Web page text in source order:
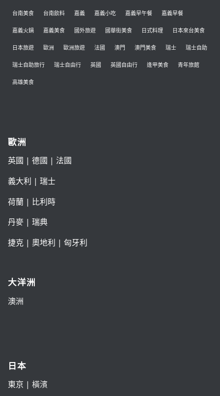
台南美食 台南飲料 嘉義 嘉義小吃 嘉義早午餐 嘉義早餐
嘉義火鍋 嘉義美食 國外旅遊 國華街美食 日式料理 日本來台美食
日本旅遊 歐洲 歐洲旅遊 法國 澳門 澳門美食 瑞士 瑞士自助
瑞士自助旅行 瑞士自由行 英國 英國自由行 逢甲美食 青年旅館
高雄美食
歐洲
英國 | 德國 | 法國
義大利 | 瑞士
荷蘭| 比利時
丹麥| 瑞典
捷克| 奧地利 | 匈牙利
大洋洲
澳洲
日本
東京 | 橫濱